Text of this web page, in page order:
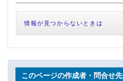
情報が見つからないときは
このページの作成者・問合せ先